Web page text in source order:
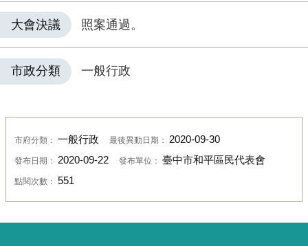
大會決議 照案通過。
市政分類 一般行政
市府分類： 一般行政 最後異動日期： 2020-09-30
發布日期： 2020-09-22 發布單位： 臺中市和平區民代表會
點閱次數： 551